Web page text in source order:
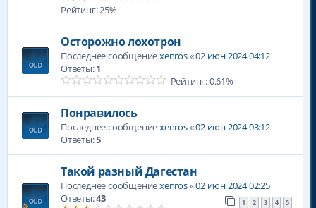
Рейтинг: 25%
Осторожно лохотрон
Последнее сообщениеxenros«02 июн 2024 04:12
Ответы:1
Рейтинг: 0.61%
Понравилось
Последнее сообщениеxenros«02 июн 2024 03:12
Ответы:5
Такой разный Дагестан
Последнее сообщениеxenros«02 июн 2024 02:25
Ответы:43 1 2 3 4 5